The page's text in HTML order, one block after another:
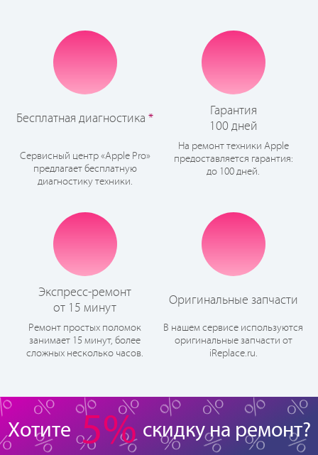
Бесплатная диагностика *
Сервисный центр «Apple Pro»
предлагает бесплатную
диагностику техники.
Гарантия
100 дней
На ремонт техники Apple
предоставляется гарантия:
до 100 дней.
Экспресс-ремонт
от 15 минут
Ремонт простых поломок
занимает 15 минут, более
сложных несколько часов.
Оригинальные запчасти
В нашем сервисе используются
оригинальные запчасти от
iReplace.ru.
Хотите 5% скидку на ремонт?